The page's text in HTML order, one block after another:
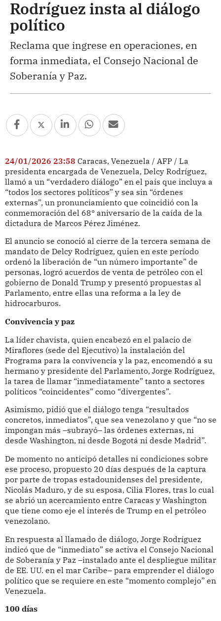
Rodríguez insta al diálogo
político
Reclama que ingrese en operaciones, en
forma inmediata, el Consejo Nacional de
Soberanía y Paz.
24/01/2026 23:58 Caracas, Venezuela / AFP / La
presidenta encargada de Venezuela, Delcy Rodríguez,
llamó a un “verdadero diálogo” en el país que incluya a
“todos los sectores políticos” y sea sin “órdenes
externas”, un pronunciamiento que coincidió con la
conmemoración del 68° aniversario de la caída de la
dictadura de Marcos Pérez Jiménez.
El anuncio se conoció al cierre de la tercera semana de
mandato de Delcy Rodríguez, quien en este período
ordenó la liberación de “un número importante” de
personas, logró acuerdos de venta de petróleo con el
gobierno de Donald Trump y presentó propuestas al
Parlamento, entre ellas una reforma a la ley de
hidrocarburos.
Convivencia y paz
La líder chavista, quien encabezó en el palacio de
Miraflores (sede del Ejecutivo) la instalación del
Programa para la convivencia y la paz, encomendó a su
hermano y presidente del Parlamento, Jorge Rodríguez,
la tarea de llamar “inmediatamente” tanto a sectores
políticos “coincidentes” como “divergentes”.
Asimismo, pidió que el diálogo tenga “resultados
concretos, inmediatos”, que sea venezolano y que “no se
impongan más –subrayó– las órdenes externas, ni
desde Washington, ni desde Bogotá ni desde Madrid”.
De momento no anticipó detalles ni condiciones sobre
ese proceso, propuesto 20 días después de la captura
por parte de tropas estadounidenses del presidente,
Nicolás Maduro, y de su esposa, Cilia Flores, tras lo cual
se abrió un acercamiento entre Caracas y Washington
que tiene como eje el interés de Trump en el petróleo
venezolano.
En respuesta al llamado de diálogo, Jorge Rodríguez
indicó que de “inmediato” se activa el Consejo Nacional
de Soberanía y Paz –instalado ante el despliegue militar
de EE. UU. en el mar Caribe– para emprender el diálogo
político que se requiere en este “momento complejo” en
Venezuela.
100 días